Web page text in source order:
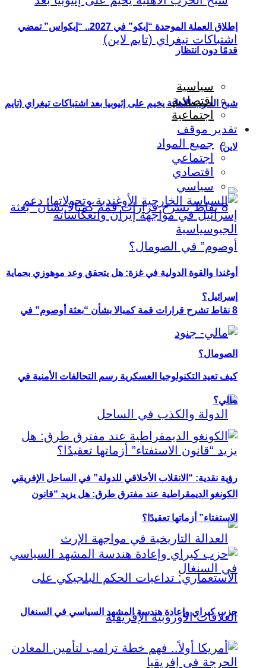
شبح الحرب الأهلية يخيم على إثيوبيا بعد اشتباكات تيغراي (تايم
لاين)
8 نقاط تشرح قرارات قمة كمبالا بشأن “بعثة أوصوم” في
الصومال؟
رؤية نقدية: “الانقلاب الأخلاقي للدولة” في الساحل الإفريقي
إطلاق العملة الموحدة “إيكو” في 2027.. “إيكواس” تمضي
قدمًا دون انتظار
سياسية
اقتصادية
اجتماعية
تقدير موقف
جميع المواد
اجتماعي
اقتصادي
سياسي
أوغندا والقوة الدولية في غزة: هل يتحقق وعد موهوزي بحماية
إسرائيل؟
كيف تعيد التكنولوجيا العسكرية رسم التحالفات الأمنية في
مالي؟
الكونغو الديمقراطية عند مفترق طرق: هل يزيد “قانون
الاستفتاء” أزماتها تعقيدًا؟
حزب كيراي وإعادة هندسة المشهد السياسي في السنغال